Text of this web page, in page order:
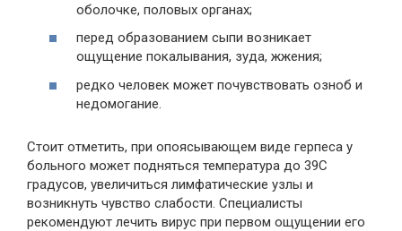
оболочке, половых органах;
перед образованием сыпи возникает
ощущение покалывания, зуда, жжения;
редко человек может почувствовать озноб и
недомогание.
Стоит отметить, при опоясывающем виде герпеса у
больного может подняться температура до 39С
градусов, увеличиться лимфатические узлы и
возникнуть чувство слабости. Специалисты
рекомендуют лечить вирус при первом ощущении его